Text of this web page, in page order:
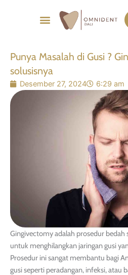
Menu
Punya Masalah di Gusi ?
solusisnya
Desember 27, 2024 6:29 am
Gingivectomy adalah prosedur bedah
untuk menghilangkan jaringan gusi
Prosedur ini sangat membantu bagi
gusi seperti peradangan, infeksi, atau